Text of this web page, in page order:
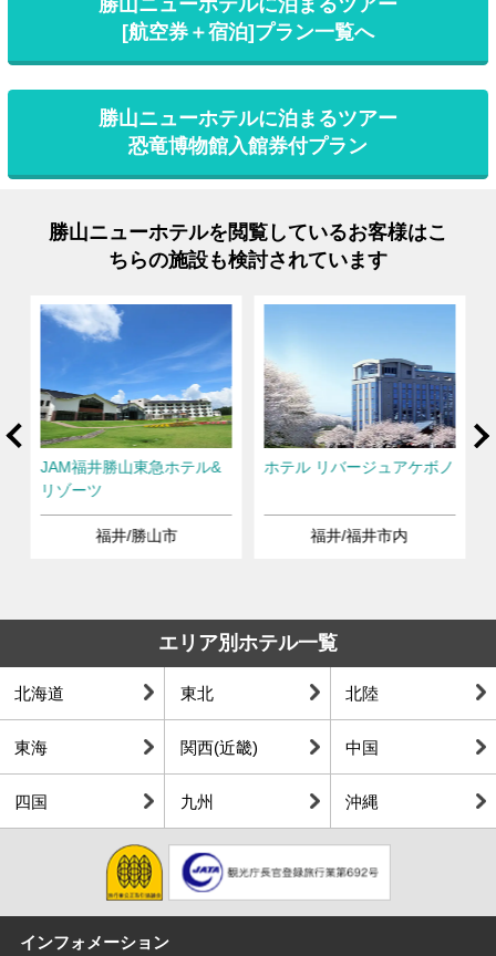
[航空券＋宿泊]プラン一覧へ
勝山ニューホテルに泊まるツアー
恐竜博物館入館券付プラン
勝山ニューホテルを閲覧しているお客様はこ
ちらの施設も検討されています
JAM福井勝山東急ホテル&
リゾーツ
福井/勝山市
ホテル リバージュアケボノ
福井/福井市内
エリア別ホテル一覧
北海道 東北 北陸
東海 関西(近畿) 中国
四国 九州 沖縄
インフォメーション